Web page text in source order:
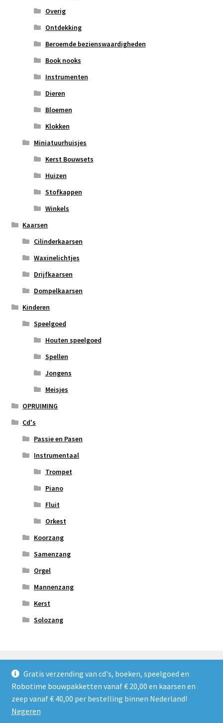
Gratis verzending van cd's, boeken, speelgoed en
Robotime bouwpakketten vanaf € 20,00 en kaarsen en
zeep vanaf € 40,00 per bestelling binnen Nederland!
Negeren
Overig
Ontdekking
Beroemde bezienswaardigheden
Book nooks
Instrumenten
Dieren
Bloemen
Klokken
Miniatuurhuisjes
Kerst Bouwsets
Huizen
Stofkappen
Winkels
Kaarsen
Cilinderkaarsen
Waxinelichtjes
Drijfkaarsen
Dompelkaarsen
Kinderen
Speelgoed
Houten speelgoed
Spellen
Jongens
Meisjes
OPRUIMING
Cd's
Passie en Pasen
Instrumentaal
Trompet
Piano
Fluit
Orkest
Koorzang
Samenzang
Orgel
Mannenzang
Kerst
Solozang
© Refoshop 2026
Privacybeleid
Gebouwd met WooCommerce.